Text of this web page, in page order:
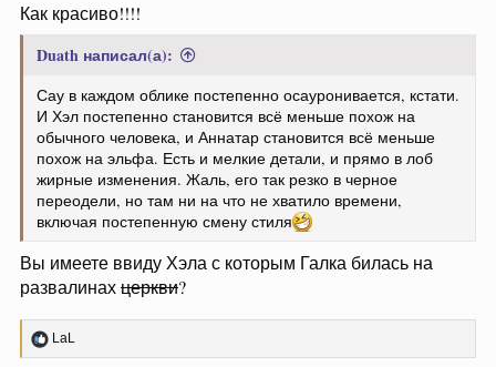
Как красиво!!!!
Duath написал(а):
Сау в каждом облике постепенно осауронивается, кстати.
И Хэл постепенно становится всё меньше похож на
обычного человека, и Аннатар становится всё меньше
похож на эльфа. Есть и мелкие детали, и прямо в лоб
жирные изменения. Жаль, его так резко в черное
переодели, но там ни на что не хватило времени,
включая постепенную смену стиля
Вы имеете ввиду Хэла с которым Галка билась на
развалинахцеркви?
Р
е
LaL